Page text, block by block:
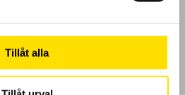
Tillåt alla
GDPR